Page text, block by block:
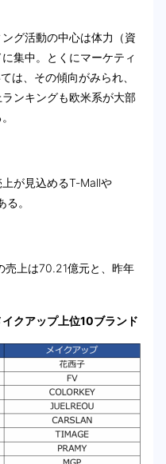
グ活動の中心は体力（資
集中。とくにマーケティ
は、その傾向がみられ、
ンキングも欧米系が大部
が見込めるT-Mallや
。
売上は70.21億元と、昨年
クアップ上位10ブランド